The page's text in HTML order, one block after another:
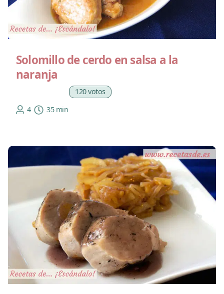
Solomillo de cerdo en salsa a la
naranja
120 votos
4
35 min